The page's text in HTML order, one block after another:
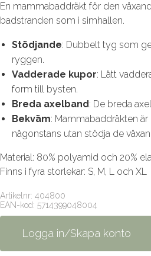
En mammabaddräkt för den
badstranden som i simhallen.
Stödjande: Dubbelt tyg som
ryggen.
Vadderade kupor: Lätt
form till bysten.
Breda axelband: De breda
Bekväm: Mammabaddräkten
någonstans utan stödja de
Material: 80% polyamid och 20%
Finns i fyra storlekar: S, M, L och XL
Artikelnr: 404800
EAN-kod: 5714399048004
Logga in/Skapa konto